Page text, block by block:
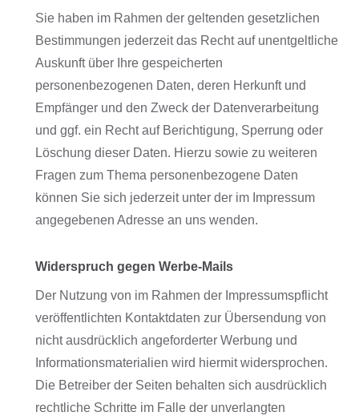
Sie haben im Rahmen der geltenden gesetzlichen
Bestimmungen jederzeit das Recht auf unentgeltliche
Auskunft über Ihre gespeicherten
personenbezogenen Daten, deren Herkunft und
Empfänger und den Zweck der Datenverarbeitung
und ggf. ein Recht auf Berichtigung, Sperrung oder
Löschung dieser Daten. Hierzu sowie zu weiteren
Fragen zum Thema personenbezogene Daten
können Sie sich jederzeit unter der im Impressum
angegebenen Adresse an uns wenden.
Widerspruch gegen Werbe-Mails
Der Nutzung von im Rahmen der Impressumspflicht
veröffentlichten Kontaktdaten zur Übersendung von
nicht ausdrücklich angeforderter Werbung und
Informationsmaterialien wird hiermit widersprochen.
Die Betreiber der Seiten behalten sich ausdrücklich
rechtliche Schritte im Falle der unverlangten